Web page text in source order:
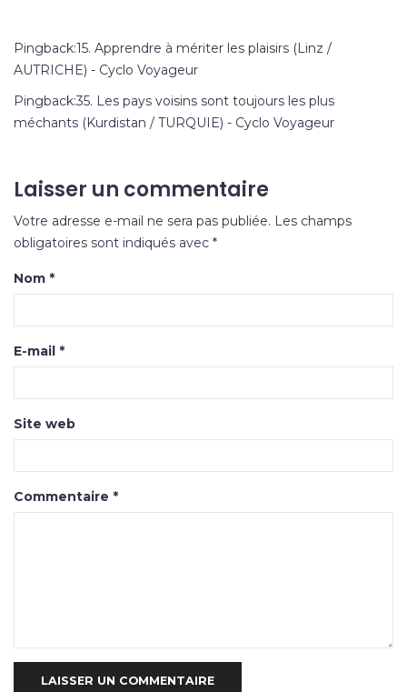
Pingback:15. Apprendre à mériter les plaisirs (Linz /
AUTRICHE) - Cyclo Voyageur
Pingback:35. Les pays voisins sont toujours les plus
méchants (Kurdistan / TURQUIE) - Cyclo Voyageur
Laisser un commentaire
Votre adresse e-mail ne sera pas publiée. Les champs
obligatoires sont indiqués avec *
Nom *
E-mail *
Site web
Commentaire *